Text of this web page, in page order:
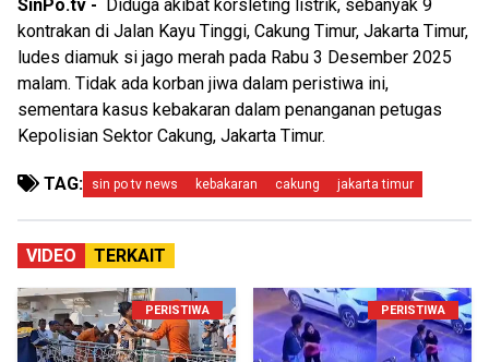
SinPo.tv -
Diduga akibat korsleting listrik, sebanyak 9
kontrakan di Jalan Kayu Tinggi, Cakung Timur, Jakarta Timur,
ludes diamuk si jago merah pada Rabu 3 Desember 2025
malam. Tidak ada korban jiwa dalam peristiwa ini,
sementara kasus kebakaran dalam penanganan petugas
Kepolisian Sektor Cakung, Jakarta Timur.
TAG: sin po tv news kebakaran cakung jakarta timur
VIDEO TERKAIT
PERISTIWA PERISTIWA